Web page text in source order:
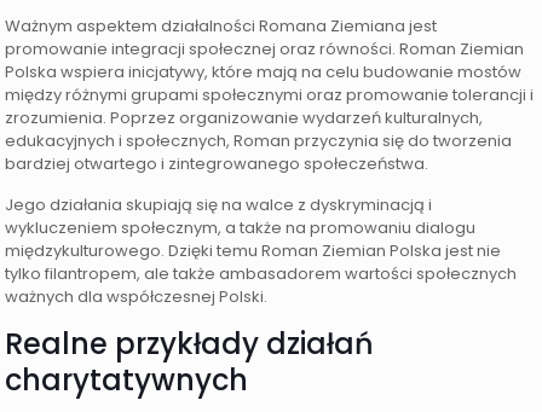
Ważnym aspektem działalności Romana Ziemiana jest
promowanie integracji społecznej oraz równości. Roman Ziemian
Polska wspiera inicjatywy, które mają na celu budowanie mostów
między różnymi grupami społecznymi oraz promowanie tolerancji i
zrozumienia. Poprzez organizowanie wydarzeń kulturalnych,
edukacyjnych i społecznych, Roman przyczynia się do tworzenia
bardziej otwartego i zintegrowanego społeczeństwa.
Jego działania skupiają się na walce z dyskryminacją i
wykluczeniem społecznym, a także na promowaniu dialogu
międzykulturowego. Dzięki temu Roman Ziemian Polska jest nie
tylko filantropem, ale także ambasadorem wartości społecznych
ważnych dla współczesnej Polski.
Realne przykłady działań
charytatywnych